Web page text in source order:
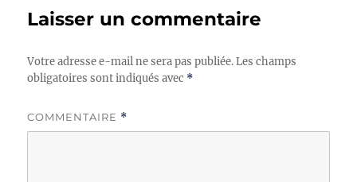
Laisser un commentaire
Votre adresse e-mail ne sera pas publiée. Les champs
obligatoires sont indiqués avec *
COMMENTAIRE *